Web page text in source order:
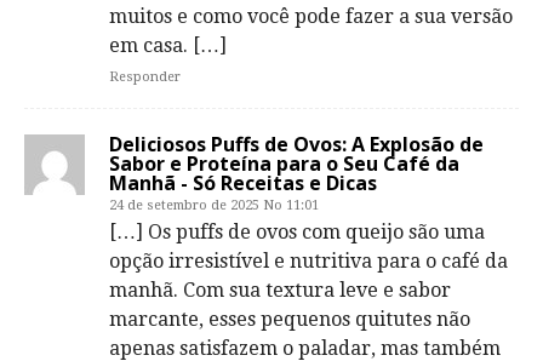
muitos e como você pode fazer a sua versão
em casa. […]
Responder
Deliciosos Puffs de Ovos: A Explosão de
Sabor e Proteína para o Seu Café da
Manhã - Só Receitas e Dicas
24 de setembro de 2025 No 11:01
[…] Os puffs de ovos com queijo são uma
opção irresistível e nutritiva para o café da
manhã. Com sua textura leve e sabor
marcante, esses pequenos quitutes não
apenas satisfazem o paladar, mas também